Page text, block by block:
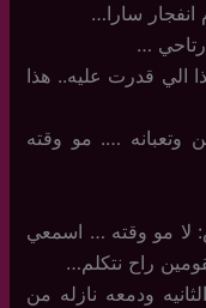
سارا…
…
الي قدرت عليه.. هذا
وتعبانه …. مو وقته
لا مو وقته … اسمعي
راح نتكلم…
ودمعه نازله من